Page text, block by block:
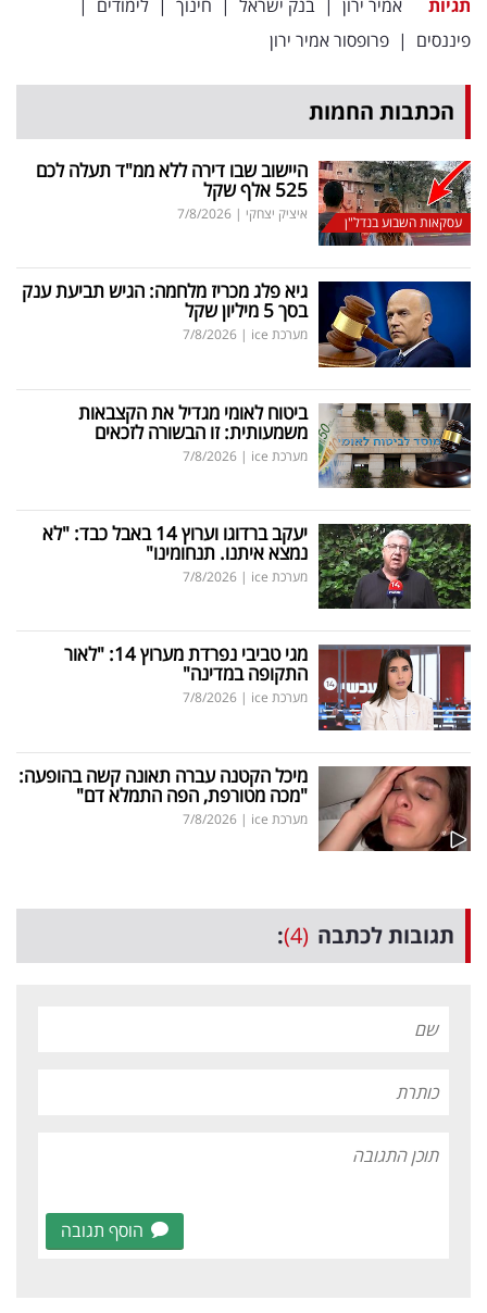
פרסמו
באייס
עקבו
אחרינו:
תגיות אמיר ירון בנק ישראל חינוך לימודים
פיננסים | פרופסור אמיר ירון
הכתבות החמות
עסקאות השבוע בנדל"ן
היישוב שבו דירה ללא ממ"ד תעלה לכם
525 אלף שקל
איציק יצחקי |
7/8/2026
גיא פלג מכריז מלחמה: הגיש תביעת ענק
בסך 5 מיליון שקל
מערכת ice |
7/8/2026
ביטוח לאומי מגדיל את הקצבאות
משמעותית: זו הבשורה לזכאים
מערכת ice |
7/8/2026
יעקב ברדוגו וערוץ 14 באבל כבד: "לא
נמצא איתנו. תנחומינו"
מערכת ice |
7/8/2026
מגי טביבי נפרדת מערוץ 14: "לאור
התקופה במדינה"
מערכת ice |
7/8/2026
מיכל הקטנה עברה תאונה קשה בהופעה:
"מכה מטורפת, הפה התמלא דם"
מערכת ice |
7/8/2026
תגובות לכתבה (4)
:
הוסף תגובה